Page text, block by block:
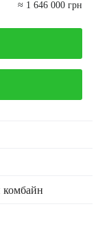
≈ 1 646 000 грн
комбайн